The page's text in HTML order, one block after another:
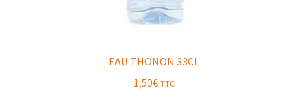
EAU THONON 33CL
1,50€ TTC